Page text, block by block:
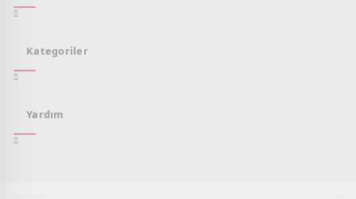
Kategoriler
Yardım